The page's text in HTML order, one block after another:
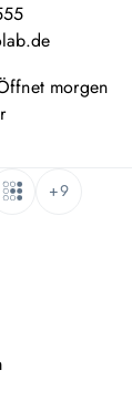
morgen
+9